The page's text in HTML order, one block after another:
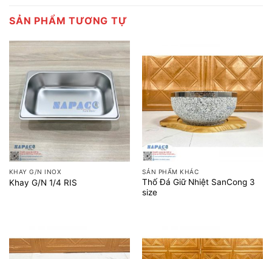
SẢN PHẨM TƯƠNG TỰ
KHAY G/N INOX
Khay G/N 1/4 RIS
SẢN PHẨM KHÁC
Thố Đá Giữ Nhiệt SanCong 3
size